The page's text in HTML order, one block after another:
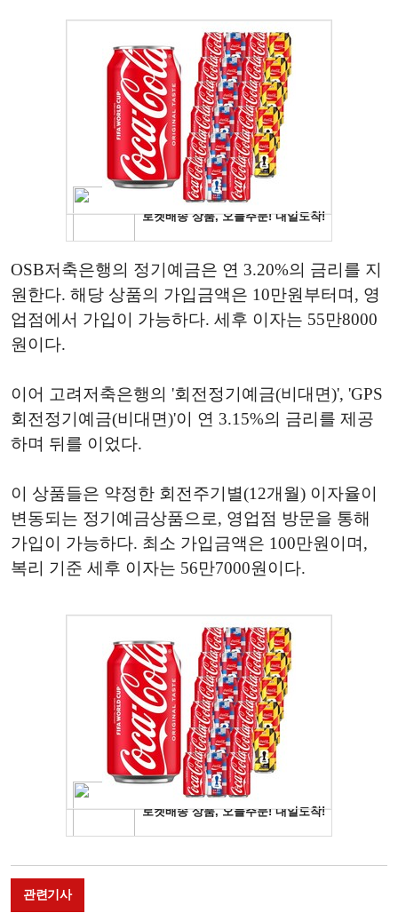
OSB저축은행의 정기예금은 연 3.20%의 금리를 지
원한다. 해당 상품의 가입금액은 10만원부터며, 영
업점에서 가입이 가능하다. 세후 이자는 55만8000
원이다.
이어 고려저축은행의 '회전정기예금(비대면)', 'GPS
회전정기예금(비대면)'이 연 3.15%의 금리를 제공
하며 뒤를 이었다.
이 상품들은 약정한 회전주기별(12개월) 이자율이
변동되는 정기예금상품으로, 영업점 방문을 통해
가입이 가능하다. 최소 가입금액은 100만원이며,
복리 기준 세후 이자는 56만7000원이다.
관련기사